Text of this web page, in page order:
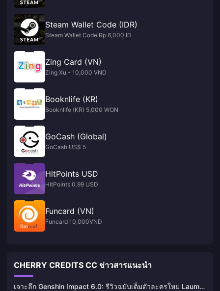
Steam Wallet Code (IDR)
Steam Wallet Code Rp 6,000 ID
Zing Card (VN)
Zing Xu - 10,000 VND
Booknlife (KR)
Booknlife (KR) 5,000 WON
GoCash (Global)
GoCash US$ 5
HitPoints USD
HitPoints 0.99 USD
Funcard (VN)
Funcard 10,000VND
CHERRY CREDITS CC ข่าวสารแนะนำ
เจาะลึก Genshin Impact 6.0: รีวิวฉบับเต็มตัวละครใหม่ Lauma